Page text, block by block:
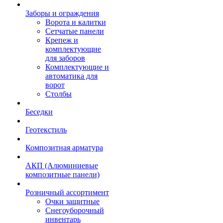
Заборы и ограждения
Ворота и калитки
Сетчатые панели
Крепеж и
комплектующие
для заборов
Комплектующие и
автоматика для
ворот
Столбы
Беседки
Геотекстиль
Композитная арматура
АКП (Алюминиевые
композитные панели)
Розничный ассортимент
Очки защитные
Снегоуборочный
инвентарь